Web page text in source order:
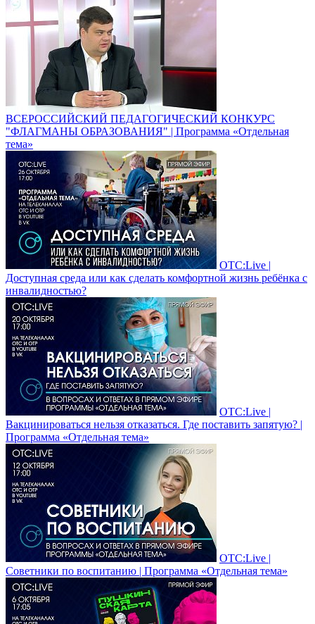
ВСЕРОССИЙСКИЙ ПЕДАГОГИЧЕСКИЙ КОНКУРС
"ФЛАГМАНЫ ОБРАЗОВАНИЯ" | Программа «Отдельная
тема»
ОТС:Live |
Доступная среда или как сделать комфортной жизнь ребёнка с
инвалидностью?
ОТС:Live |
Вакцинироваться нельзя отказаться. Где поставить запятую? |
Программа «Отдельная тема»
ОТС:Live |
Советники по воспитанию | Программа «Отдельная тема»